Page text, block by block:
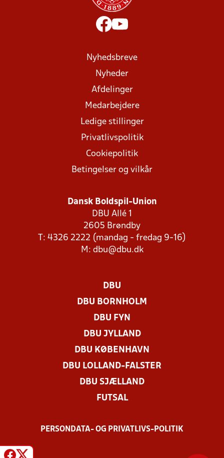
Nyhedsbreve
Nyheder
Afdelinger
Medarbejdere
Ledige stillinger
Privatlivspolitik
Cookiepolitik
Betingelser og vilkår
Dansk Boldspil-Union
DBU Allé 1
2605 Brøndby
T: 4326 2222 (mandag - fredag 9-16)
M: dbu@dbu.dk
DBU
DBU BORNHOLM
DBU FYN
DBU JYLLAND
DBU KØBENHAVN
DBU LOLLAND-FALSTER
DBU SJÆLLAND
FUTSAL
PERSONDATA- OG PRIVATLIVS-POLITIK